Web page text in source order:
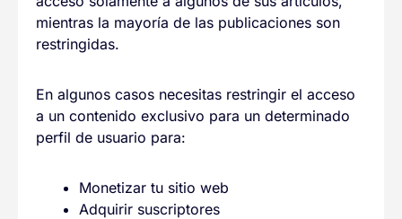
mientras la mayoría de las publicaciones son
restringidas.
En algunos casos necesitas restringir el acceso
a un contenido exclusivo para un determinado
perfil de usuario para:
Monetizar tu sitio web
Adquirir suscriptores